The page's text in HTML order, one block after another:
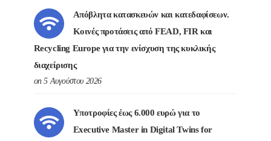
Απόβλητα κατασκευών και κατεδαφίσεων.
Κοινές προτάσεις από FEAD, FIR και
Recycling Europe για την ενίσχυση της κυκλικής
διαχείρισης
on 5 Αυγούστου 2026
Υποτροφίες έως 6.000 ευρώ για το
Executive Master in Digital Twins for